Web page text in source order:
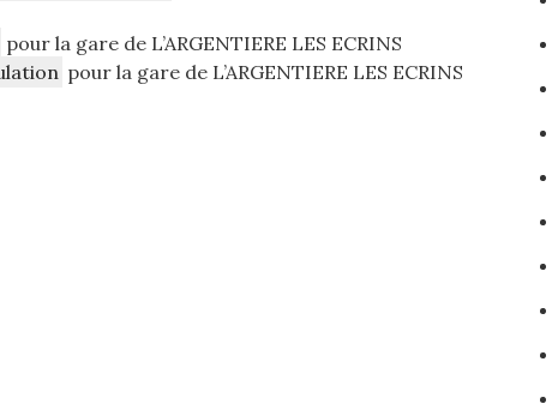
pour la gare de L’ARGENTIERE LES ECRINS
pour la gare de L’ARGENTIERE LES ECRINS